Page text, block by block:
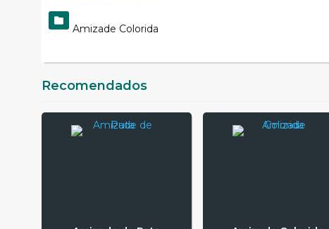
Amizade Colorida
Recomendados